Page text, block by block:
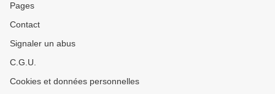
Pages
Contact
Signaler un abus
C.G.U.
Cookies et données personnelles